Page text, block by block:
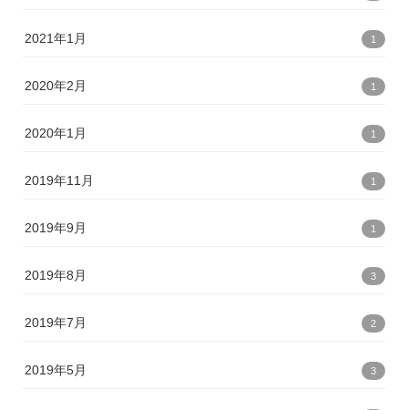
2021年1月 1
2020年2月 1
2020年1月 1
2019年11月 1
2019年9月 1
2019年8月 3
2019年7月 2
2019年5月 3